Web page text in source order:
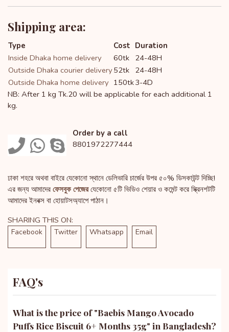
Shipping area:
Type Cost Duration
Inside Dhaka home delivery
60tk 24-48H
Outside Dhaka courier delivery52tk 24-48H
Outside Dhaka home delivery 150tk3-4D
NB: After 1 kg Tk.20 will be applicable for each additional 1
kg.
Order by a call
8801972277444
ঢাকা শহরে অথবা বাইরে যেকোনো স্থানে ডেলিভারি চার্জের উপর ৫০% ডিসকাউন্ট দিচ্ছি!
এর জন্য আমাদের ফেসবুক পেজেরযেকোনো ৫টি ভিডিও শেয়ার ও কমেন্ট করে স্ক্রিনশটটি
আমাদের ইনবক্স বা হোয়াটসঅ্যাপে পাঠান।
SHARING THIS ON:
Facebook Twitter Whatsapp Email
FAQ's
What is the price of "Baebis Mango Avocado
Puffs Rice Biscuit 6+ Months 35g" in Bangladesh?